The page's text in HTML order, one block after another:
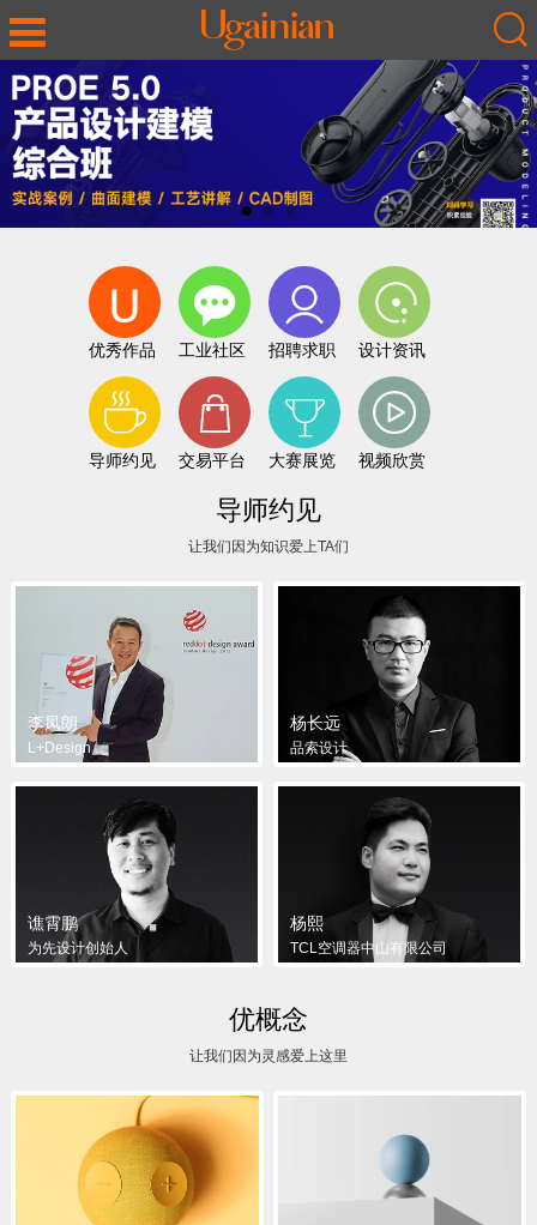
优秀作品 工业社区 招聘求职 设计资讯
导师约见 交易平台 大赛展览 视频欣赏
导师约见
让我们因为知识爱上TA们
李凤朗
L+Design
杨长远
品索设计
谯霄鹏
为先设计创始人
杨熙
TCL空调器中山有限公司
优概念
让我们因为灵感爱上这里